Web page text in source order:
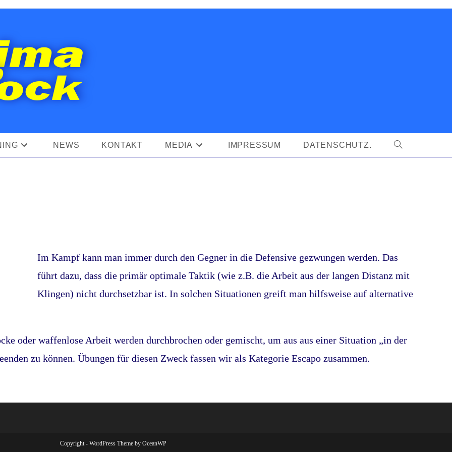
NEWS KONTAKT MEDIA IMPRESSUM DATENSCHUTZ. WEBSITE-
Im Kampf kann man immer durch den Gegner in die Defensive gezwungen werden. Das
führt dazu, dass die primär optimale Taktik (wie z.B. die Arbeit aus der langen Distanz mit
Klingen) nicht durchsetzbar ist. In solchen Situationen greift man hilfsweise auf alternative
oder waffenlose Arbeit werden durchbrochen oder gemischt, um aus aus einer Situation „in der
zu können. Übungen für diesen Zweck fassen wir als Kategorie Escapo zusammen.
Copyright - WordPress Theme by OceanWP